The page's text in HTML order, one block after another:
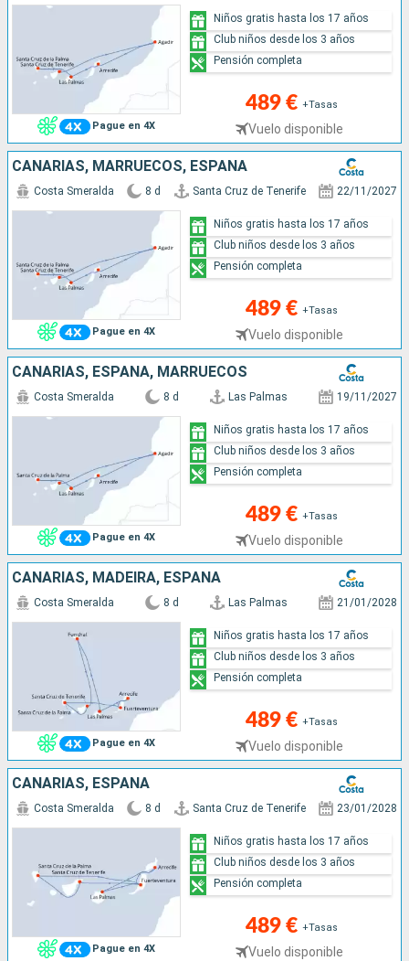
Pague en 4X
489 € +Tasas
Vuelo disponible
Niños gratis hasta los 17 años
Club niños desde los 3 años
Pensión completa
CANARIAS, MARRUECOS, ESPAÑA
Pague en 4X
Costa Smeralda 8 d Santa Cruz de Tenerife 22/11/2027
489 € +Tasas
Vuelo disponible
Niños gratis hasta los 17 años
Club niños desde los 3 años
Pensión completa
CANARIAS, ESPAÑA, MARRUECOS
Pague en 4X
Costa Smeralda 8 d Las Palmas 19/11/2027
489 € +Tasas
Vuelo disponible
Niños gratis hasta los 17 años
Club niños desde los 3 años
Pensión completa
CANARIAS, MADEIRA, ESPAÑA
Pague en 4X
Costa Smeralda 8 d Las Palmas 21/01/2028
489 € +Tasas
Vuelo disponible
Niños gratis hasta los 17 años
Club niños desde los 3 años
Pensión completa
CANARIAS, ESPAÑA
Pague en 4X
Costa Smeralda 8 d Santa Cruz de Tenerife 23/01/2028
489 € +Tasas
Vuelo disponible
Niños gratis hasta los 17 años
Club niños desde los 3 años
Pensión completa